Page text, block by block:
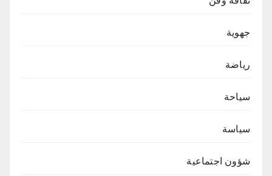
جهوية
رياضة
سياحة
سياسة
شؤون اجتماعية